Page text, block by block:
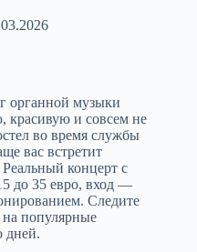
органной музыки
и совсем не
во время службы
вас встретит
концерт с
до 35 евро, вход —
Следите
популярные
дней.